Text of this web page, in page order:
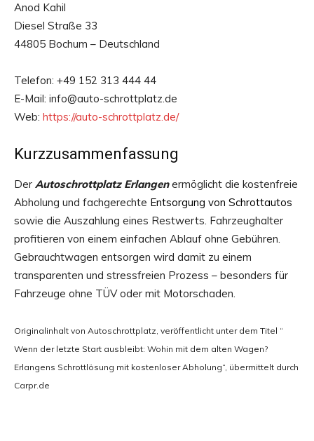
Anod Kahil
Diesel Straße 33
44805 Bochum – Deutschland
Telefon: +49 152 313 444 44
E-Mail: info@auto-schrottplatz.de
Web: https://auto-schrottplatz.de/
Kurzzusammenfassung
Der Autoschrottplatz Erlangenermöglicht die kostenfreie
Abholung und fachgerechte Entsorgung von Schrottautos
sowie die Auszahlung eines Restwerts. Fahrzeughalter
profitieren von einem einfachen Ablauf ohne Gebühren.
Gebrauchtwagen entsorgen wird damit zu einem
transparenten und stressfreien Prozess – besonders für
Fahrzeuge ohne TÜV oder mit Motorschaden.
Originalinhalt von Autoschrottplatz, veröffentlicht unter dem Titel “
Wenn der letzte Start ausbleibt: Wohin mit dem alten Wagen?
Erlangens Schrottlösung mit kostenloser Abholung“, übermittelt durch
Carpr.de